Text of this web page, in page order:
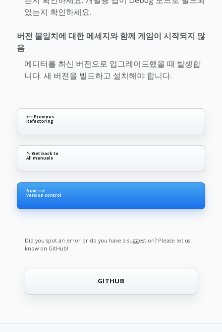
었는지 확인하세요.
버전 불일치에 대한 메세지와 함께 게임이 시작되지 않
음
에디터를 최신 버전으로 업그레이드했을 때 발생합
니다. 새 버전을 빌드하고 설치해야 합니다.
⟵ Previous
Refactoring
↖ Get back to
All manuals
Next ⟶
Version control
Did you spot an error or do you have a suggestion? Please let us
know on GitHub!
GITHUB